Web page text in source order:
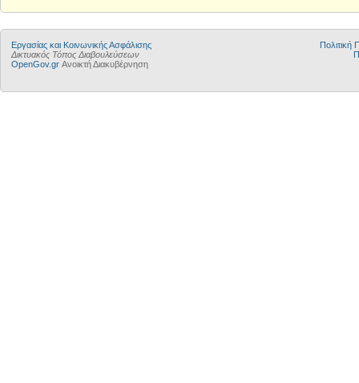
Εργασίας και Κοινωνικής Ασφάλισης
Δικτυακός Τόπος Διαβουλεύσεων
OpenGov.gr Ανοικτή Διακυβέρνηση